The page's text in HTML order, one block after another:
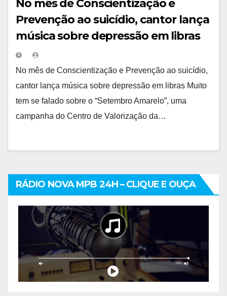
No mês de Conscientização e
Prevenção ao suicídio, cantor lança
música sobre depressão em libras
No mês de Conscientização e Prevenção ao suicídio,
cantor lança música sobre depressão em libras Muito
tem se falado sobre o “Setembro Amarelo”, uma
campanha do Centro de Valorização da…
RÁDIO NOVA MPB 24H – CLIQUE E OUÇA